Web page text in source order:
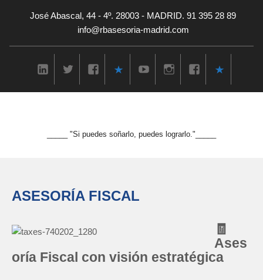
José Abascal, 44 - 4º. 28003 - MADRID. 91 395 28 89
info@rbasesoria-madrid.com
_____ "Si puedes soñarlo, puedes lograrlo."_____
ASESORÍA FISCAL
🧾
Ases
oría Fiscal con visión estratégica